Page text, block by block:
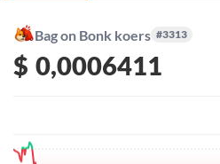
Bag on Bonk koers #3313
$ 0,0006411